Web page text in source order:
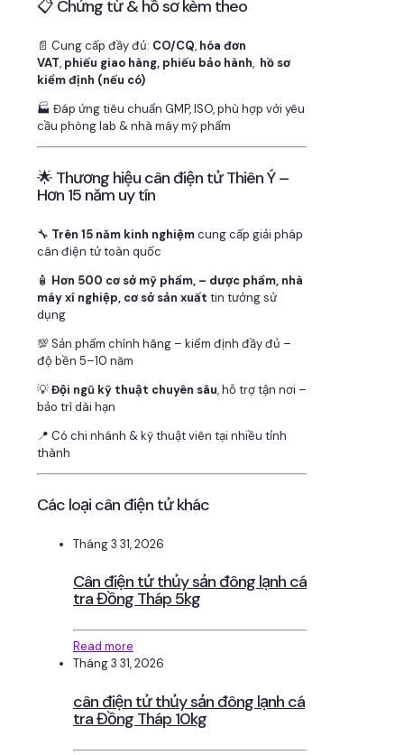
📋 Chứng từ & hồ sơ kèm theo
📄 Cung cấp đầy đủ: CO/CQ, hóa đơn
VAT, phiếu giao hàng, phiếu bảo hành, hồ sơ
kiểm định (nếu có)
🏭 Đáp ứng tiêu chuẩn GMP, ISO, phù hợp với yêu
cầu phòng lab & nhà máy mỹ phẩm
🌟 Thương hiệu cân điện tử Thiên Ý –
Hơn 15 năm uy tín
🔧 Trên 15 năm kinh nghiệmcung cấp giải pháp
cân điện tử toàn quốc
🧴 Hơn 500 cơ sở mỹ phẩm, – dược phẩm, nhà
máy xí nghiệp, cơ sở sản xuất tin tưởng sử
dụng
💯 Sản phẩm chính hãng – kiểm định đầy đủ –
độ bền 5–10 năm
💡Đội ngũ kỹ thuật chuyên sâu, hỗ trợ tận nơi –
bảo trì dài hạn
📍 Có chi nhánh & kỹ thuật viên tại nhiều tỉnh
thành
Các loại cân điện tử khác
Tháng 3 31, 2026
Cân điện tử thủy sản đông lạnh cá
tra Đồng Tháp 5kg
Read more
Tháng 3 31, 2026
cân điện tử thủy sản đông lạnh cá
tra Đồng Tháp 10kg